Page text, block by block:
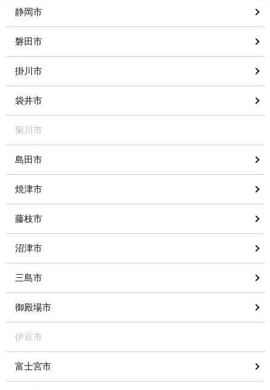
静岡市
磐田市
掛川市
袋井市
菊川市
島田市
焼津市
藤枝市
沼津市
三島市
御殿場市
伊豆市
富士宮市